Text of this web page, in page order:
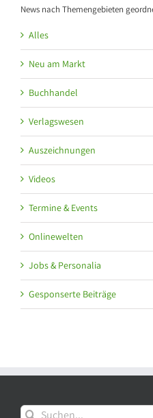
News nach Themengebieten
Alles
Neu am Markt
Buchhandel
Verlagswesen
Auszeichnungen
Videos
Termine & Events
Onlinewelten
Jobs & Personalia
Gesponserte Beiträge
Suche